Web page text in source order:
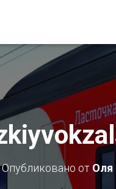
Опубликовано от Оля